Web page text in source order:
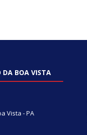
DA BOA VISTA
Vista - PA